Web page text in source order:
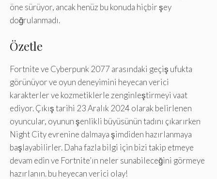
öne sürüyor, ancak henüz bu konuda hiçbir şey
doğrulanmadı.
Özetle
Fortnite ve Cyberpunk 2077 arasındaki geçiş ufukta
görünüyor ve oyun deneyimini heyecan verici
karakterler ve kozmetiklerle zenginleştirmeyi vaat
ediyor. Çıkış tarihi 23 Aralık 2024 olarak belirlenen
oyuncular, oyunun şenlikli büyüsünün tadını çıkarırken
Night City evrenine dalmaya şimdiden hazırlanmaya
başlayabilirler. Daha fazla bilgi için bizi takip etmeye
devam edin ve Fortnite’ın neler sunabileceğini görmeye
hazırlanın. bu heyecan verici olay!